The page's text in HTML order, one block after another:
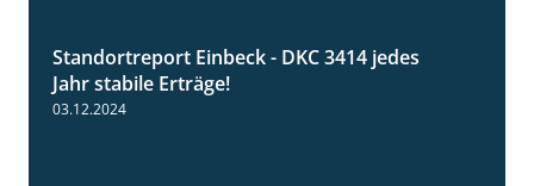
1:49
Standortreport Einbeck - DKC 3414 jedes
Jahr stabile Erträge!
03.12.2024